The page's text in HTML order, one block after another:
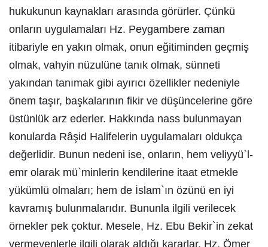
hukukunun kaynakları arasında görürler. Çünkü
onların uygulamaları Hz. Peygambere zaman
itibariyle en yakın olmak, onun eğitiminden geçmiş
olmak, vahyin nüzulüne tanık olmak, sünneti
yakından tanımak gibi ayırıcı özellikler nedeniyle
önem taşır, başkalarının fikir ve düşüncelerine göre
üstünlük arz ederler. Hakkında nass bulunmayan
konularda Râşid Halifelerin uygulamaları oldukça
değerlidir. Bunun nedeni ise, onların, hem veliyyü`l-
emr olarak mü`minlerin kendilerine itaat etmekle
yükümlü olmaları; hem de İslam`ın özünü en iyi
kavramış bulunmalarıdır. Bununla ilgili verilecek
örnekler pek çoktur. Mesele, Hz. Ebu Bekir`in zekat
vermeyenlerle ilgili olarak aldığı kararlar, Hz. Ömer